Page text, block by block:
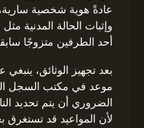
عادةً هوية شخصية سارية،
وإثبات الحالة المدنية
أحد الطرفين متزوجًا
بعد تجهيز الوثائق، ينبغي
موعد في مكتب السجل
الضروري أن يتم تحديد
لأن المواعيد قد